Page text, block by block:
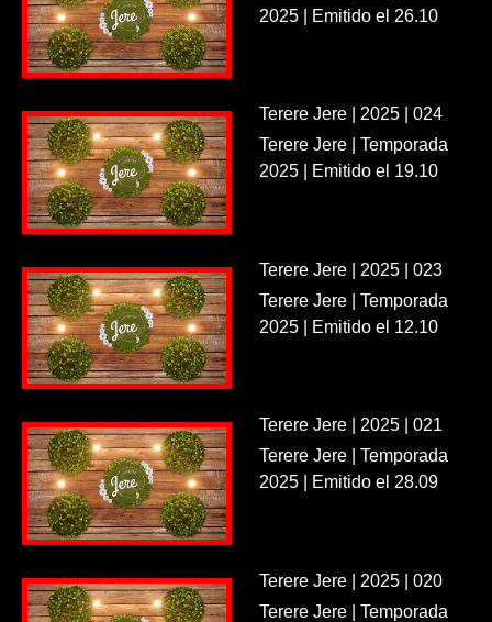
2025 | Emitido el 26.10
Terere Jere | 2025 | 024
Terere Jere | Temporada
2025 | Emitido el 19.10
Terere Jere | 2025 | 023
Terere Jere | Temporada
2025 | Emitido el 12.10
Terere Jere | 2025 | 021
Terere Jere | Temporada
2025 | Emitido el 28.09
Terere Jere | 2025 | 020
Terere Jere | Temporada